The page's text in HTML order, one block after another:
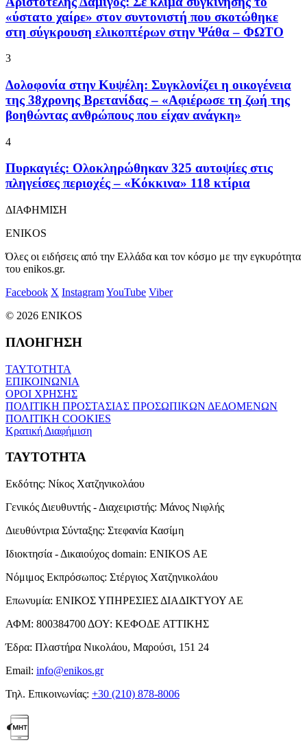
«ύστατο χαίρε» στον συντονιστή που σκοτώθηκε
στη σύγκρουση ελικοπτέρων στην Ψάθα – ΦΩΤΟ
3
Δολοφονία στην Κυψέλη: Συγκλονίζει η οικογένεια
της 38χρονης Βρετανίδας – «Αφιέρωσε τη ζωή της
βοηθώντας ανθρώπους που είχαν ανάγκη»
4
Πυρκαγιές: Ολοκληρώθηκαν 325 αυτοψίες στις
πληγείσες περιοχές – «Κόκκινα» 118 κτίρια
ΔΙΑΦΗΜΙΣΗ
ENIKOS
Όλες οι ειδήσεις από την Ελλάδα και τον κόσμο με την εγκυρότητα
του enikos.gr.
Facebook X InstagramYouTube Viber
© 2026 ENIKOS
ΠΛΟΗΓΗΣΗ
ΤΑΥΤΟΤΗΤΑ
ΕΠΙΚΟΙΝΩΝΙΑ
ΟΡΟΙ ΧΡΗΣΗΣ
ΠΟΛΙΤΙΚΗ ΠΡΟΣΤΑΣΙΑΣ ΠΡΟΣΩΠΙΚΩΝ ΔΕΔΟΜΕΝΩΝ
ΠΟΛΙΤΙΚΗ COOKIES
Κρατική Διαφήμιση
ΤΑΥΤΟΤΗΤΑ
Εκδότης: Νίκος Χατζηνικολάου
Γενικός Διευθυντής - Διαχειριστής: Μάνος Νιφλής
Διευθύντρια Σύνταξης: Στεφανία Κασίμη
Ιδιοκτησία - Δικαιούχος domain: ENIKOS AE
Νόμιμος Εκπρόσωπος: Στέργιος Χατζηνικολάου
Επωνυμία: ΕΝΙΚΟΣ ΥΠΗΡΕΣΙΕΣ ΔΙΑΔΙΚΤΥΟΥ ΑΕ
ΑΦΜ: 800384700 ΔΟΥ: ΚΕΦΟΔΕ ΑΤΤΙΚΗΣ
Έδρα: Πλαστήρα Νικολάου, Μαρούσι, 151 24
Email: info@enikos.gr
Τηλ. Επικοινωνίας: +30 (210) 878-8006